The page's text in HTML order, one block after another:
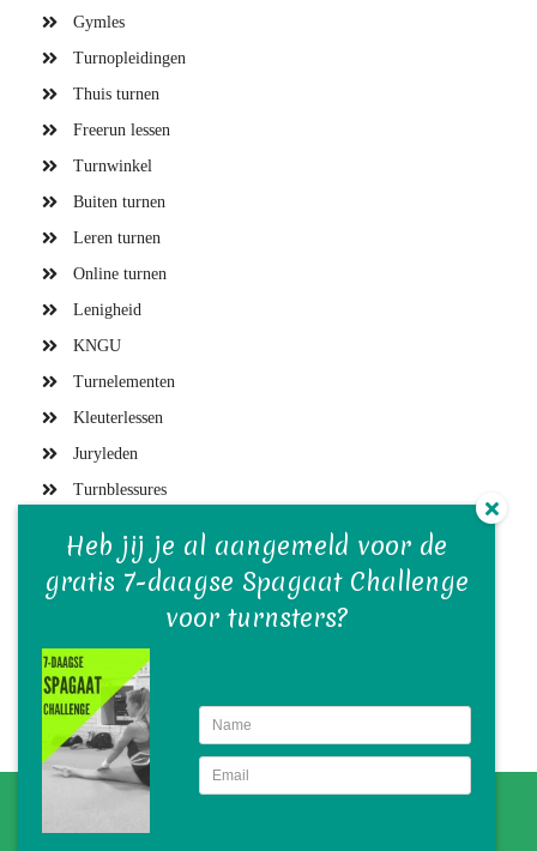
Gymles
Turnopleidingen
Thuis turnen
Freerun lessen
Turnwinkel
Buiten turnen
Leren turnen
Online turnen
Lenigheid
KNGU
Turnelementen
Kleuterlessen
Juryleden
Turnblessures
Gymvereniging en bestuur
Turnwedstrijden
Turnmaterialen
Turntraining
Heb jij je al aangemeld voor de
gratis 7-daagse Spagaat Challenge
voor turnsters?